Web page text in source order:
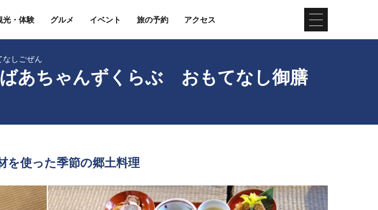
光・体験 グルメ イベント 旅の予約 アクセス
あちゃんずくらぶ おもてなし御膳
しごぜん
を使った季節の郷土料理